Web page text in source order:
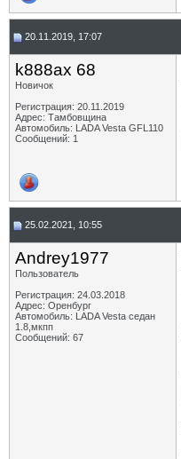
20.11.2019, 17:07
k888ax 68
Новичок
Регистрация: 20.11.2019
Адрес: Тамбовщина
Автомобиль: LADA Vesta GFL110
Сообщений: 1
25.02.2021, 10:55
Andrey1977
Пользователь
Регистрация: 24.03.2018
Адрес: Оренбург
Автомобиль: LADA Vesta седан
1.8,мкпп
Сообщений: 67